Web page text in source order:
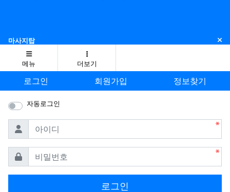
마사지탑 닫
메뉴 더보기
로그인 회원가입 정보찾기
자동로그인
아이디
비밀번호
로그인